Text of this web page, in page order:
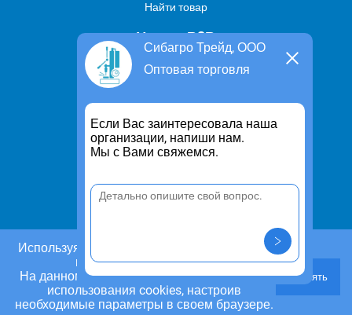
Сибагро Трейд, ООО
Оптовая торговля
Если Вас заинтересовала наша
организации, напиши нам.
Мы с Вами свяжемся.
Используя этот сайт, Вы даете согласие на
использование cookies.
На данном этапе Вы можете отказаться от
использования cookies, настроив
необходимые параметры в своем браузере.
Принять
Найти товар
Услуги В2В
Найти услугу
Предложить свою услугу
Дропшиппинг
Транспортные услуги
Информация
Политика конфиденциальности
Контакты